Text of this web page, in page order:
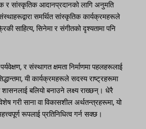
र सांस्कृतिक आदानप्रदानको लागि अनुमति
समर्थित सांस्कृतिक कार्यक्रमहरूले
साहित्य, सिनेमा र संगीतको दृश्यतामा पनि
र संस्थागत क्षमता निर्माणमा पहलहरूलाई
यी कार्यक्रमहरूले सदस्य राष्ट्रहरूमा
शासनलाई बलियो बनाउने लक्ष्य राख्छन्। धेरै
गरी साना वा विकासशील अर्थतन्त्रहरूमा, यो
रूपलाई प्रतिनिधित्व गर्न सक्छ।